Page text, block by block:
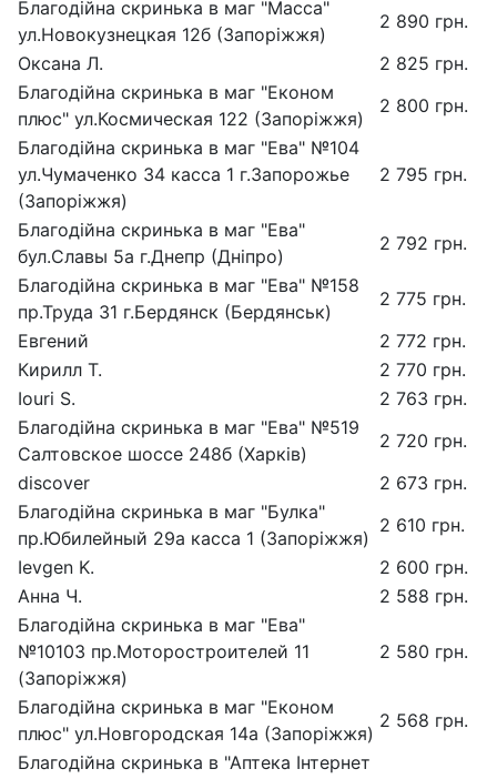
Благодійна скринька в маг "Масса"
ул.Новокузнецкая 12б (Запоріжжя)
2 890 грн.
Оксана Л.
2 825 грн.
Благодійна скринька в маг "Економ
плюс" ул.Космическая 122 (Запоріжжя)
2 800 грн.
Благодійна скринька в маг "Ева" №104
ул.Чумаченко 34 касса 1 г.Запорожье
(Запоріжжя)
2 795 грн.
Благодійна скринька в маг "Ева"
бул.Славы 5а г.Днепр (Дніпро)
2 792 грн.
Благодійна скринька в маг "Ева" №158
пр.Труда 31 г.Бердянск (Бердянськ)
2 775 грн.
Евгений
2 772 грн.
Кирилл Т.
2 770 грн.
Iouri S.
2 763 грн.
Благодійна скринька в маг "Ева" №519
Салтовское шоссе 248б (Харків)
2 720 грн.
discover
2 673 грн.
Благодійна скринька в маг "Булка"
пр.Юбилейный 29а касса 1 (Запоріжжя)
2 610 грн.
Ievgen K.
2 600 грн.
Анна Ч.
2 588 грн.
Благодійна скринька в маг "Ева"
№10103 пр.Моторостроителей 11
(Запоріжжя)
2 580 грн.
Благодійна скринька в маг "Економ
плюс" ул.Новгородская 14а (Запоріжжя)
2 568 грн.
Благодійна скринька в "Аптека Інтернет